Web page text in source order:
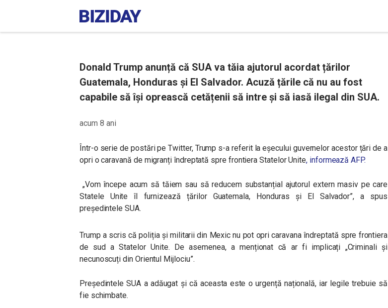
Donald Trump anunță că SUA va tăia ajutorul acordat țărilor
Guatemala, Honduras și El Salvador. Acuză țările că nu au fost
capabile să își oprească cetățenii să intre și să iasă ilegal din SUA.
acum 8 ani
Într-o serie de postări pe Twitter, Trump s-a referit la eșecului guvernelor acestor țări de a
opri o caravană de migranți îndreptată spre frontiera Statelor Unite, informează AFP.
„Vom începe acum să tăiem sau să reducem substanțial ajutorul extern masiv pe care
Statele Unite îl furnizează țărilor Guatemala, Honduras și El Salvador”, a spus
președintele SUA.
Trump a scris că poliția și militarii din Mexic nu pot opri caravana îndreptată spre frontiera
de sud a Statelor Unite. De asemenea, a menționat că ar fi implicați „Criminali și
necunoscuți din Orientul Mijlociu”.
Președintele SUA a adăugat și că aceasta este o urgență națională, iar legile trebuie să
fie schimbate.